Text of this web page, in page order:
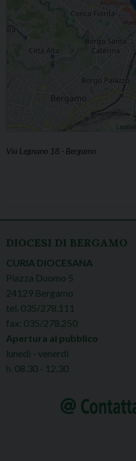
Leaflet
Via Legnano 18 - Bergamo
DIOCESI DI BERGAMO
CURIA DIOCESANA
Piazza Duomo 5
24129 Bergamo
tel. 035/278.111
fax: 035/278.250
Apertura al pubblico
lunedì - venerdì
h. 08.30 - 12.30